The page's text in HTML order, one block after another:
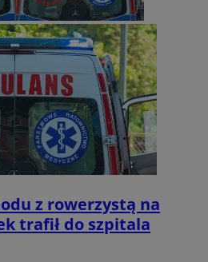
z rowerzystą na
trafił do szpitala